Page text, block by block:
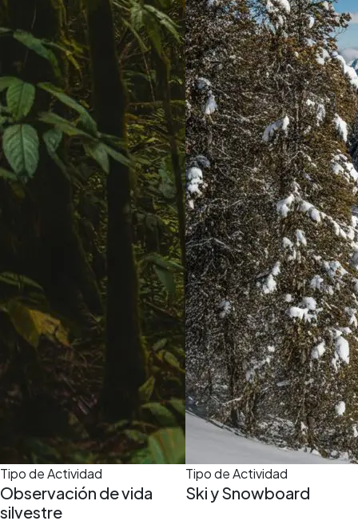
Tipo de Actividad
Observación de vida
silvestre
Tipo de Actividad
Ski y Snowboard